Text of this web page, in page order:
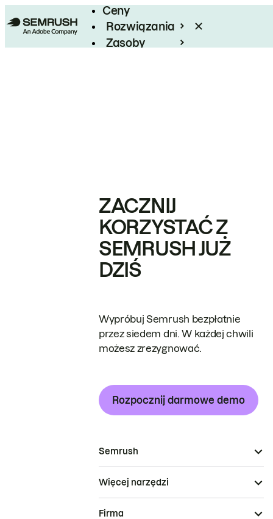
Ceny
Rozwiązania
Zasoby
ZACZNIJ
KORZYSTAĆ Z
SEMRUSH JUŻ
DZIŚ
Wypróbuj Semrush bezpłatnie
przez siedem dni. W każdej chwili
możesz zrezygnować.
Rozpocznij darmowe demo
Semrush
Więcej narzędzi
Firma